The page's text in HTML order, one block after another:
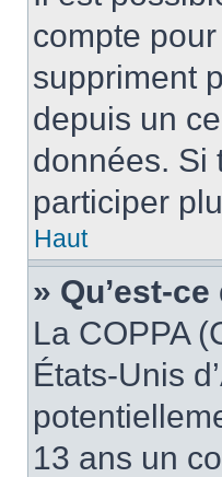
compte
suppriment
depuis un
données. Si
participer
Haut
» Qu’est-
La COPPA
États-Unis
13 ans un